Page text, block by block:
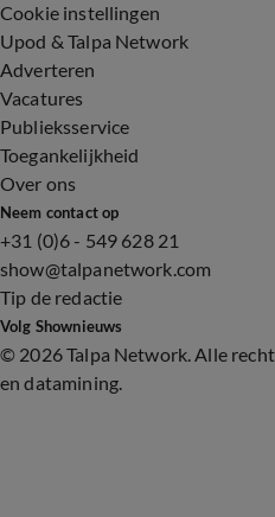
Cookie instellingen
Upod & Talpa Network
Adverteren
Vacatures
Publieksservice
Toegankelijkheid
Over ons
Neem contact op
+31 (0)6 - 549 628 21
show@talpanetwork.com
Tip de redactie
Volg Shownieuws
© 2026 Talpa Network. Alle
en datamining.